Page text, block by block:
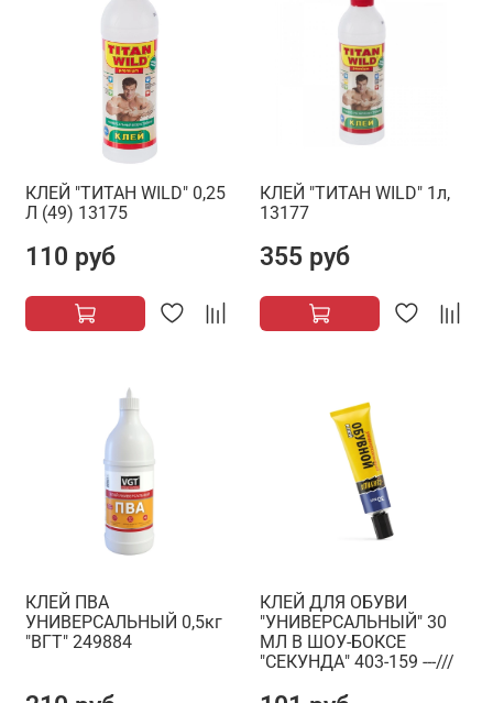
КЛЕЙ "ТИТАН WILD" 0,25
Л (49) 13175
110 руб
КЛЕЙ "ТИТАН WILD" 1л,
13177
355 руб
КЛЕЙ ПВА
УНИВЕРСАЛЬНЫЙ 0,5кг
"ВГТ" 249884
КЛЕЙ ДЛЯ ОБУВИ
"УНИВЕРСАЛЬНЫЙ" 30
МЛ В ШОУ-БОКСЕ
"СЕКУНДА" 403-159 ---///